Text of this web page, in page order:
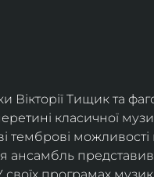
Тищик та
класичної
темброві
представив